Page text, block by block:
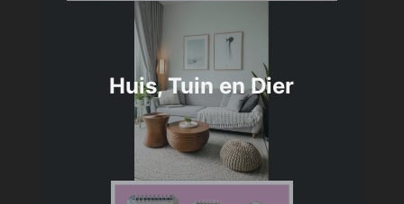
Huis, Tuin en Dier